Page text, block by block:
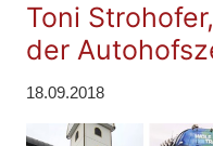
Toni
der
18.09.2018